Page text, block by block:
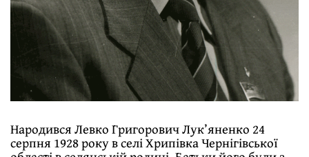
Народився Левко Григорович Лук’яненко 24
серпня 1928 року в селі Хрипівка Чернігівської